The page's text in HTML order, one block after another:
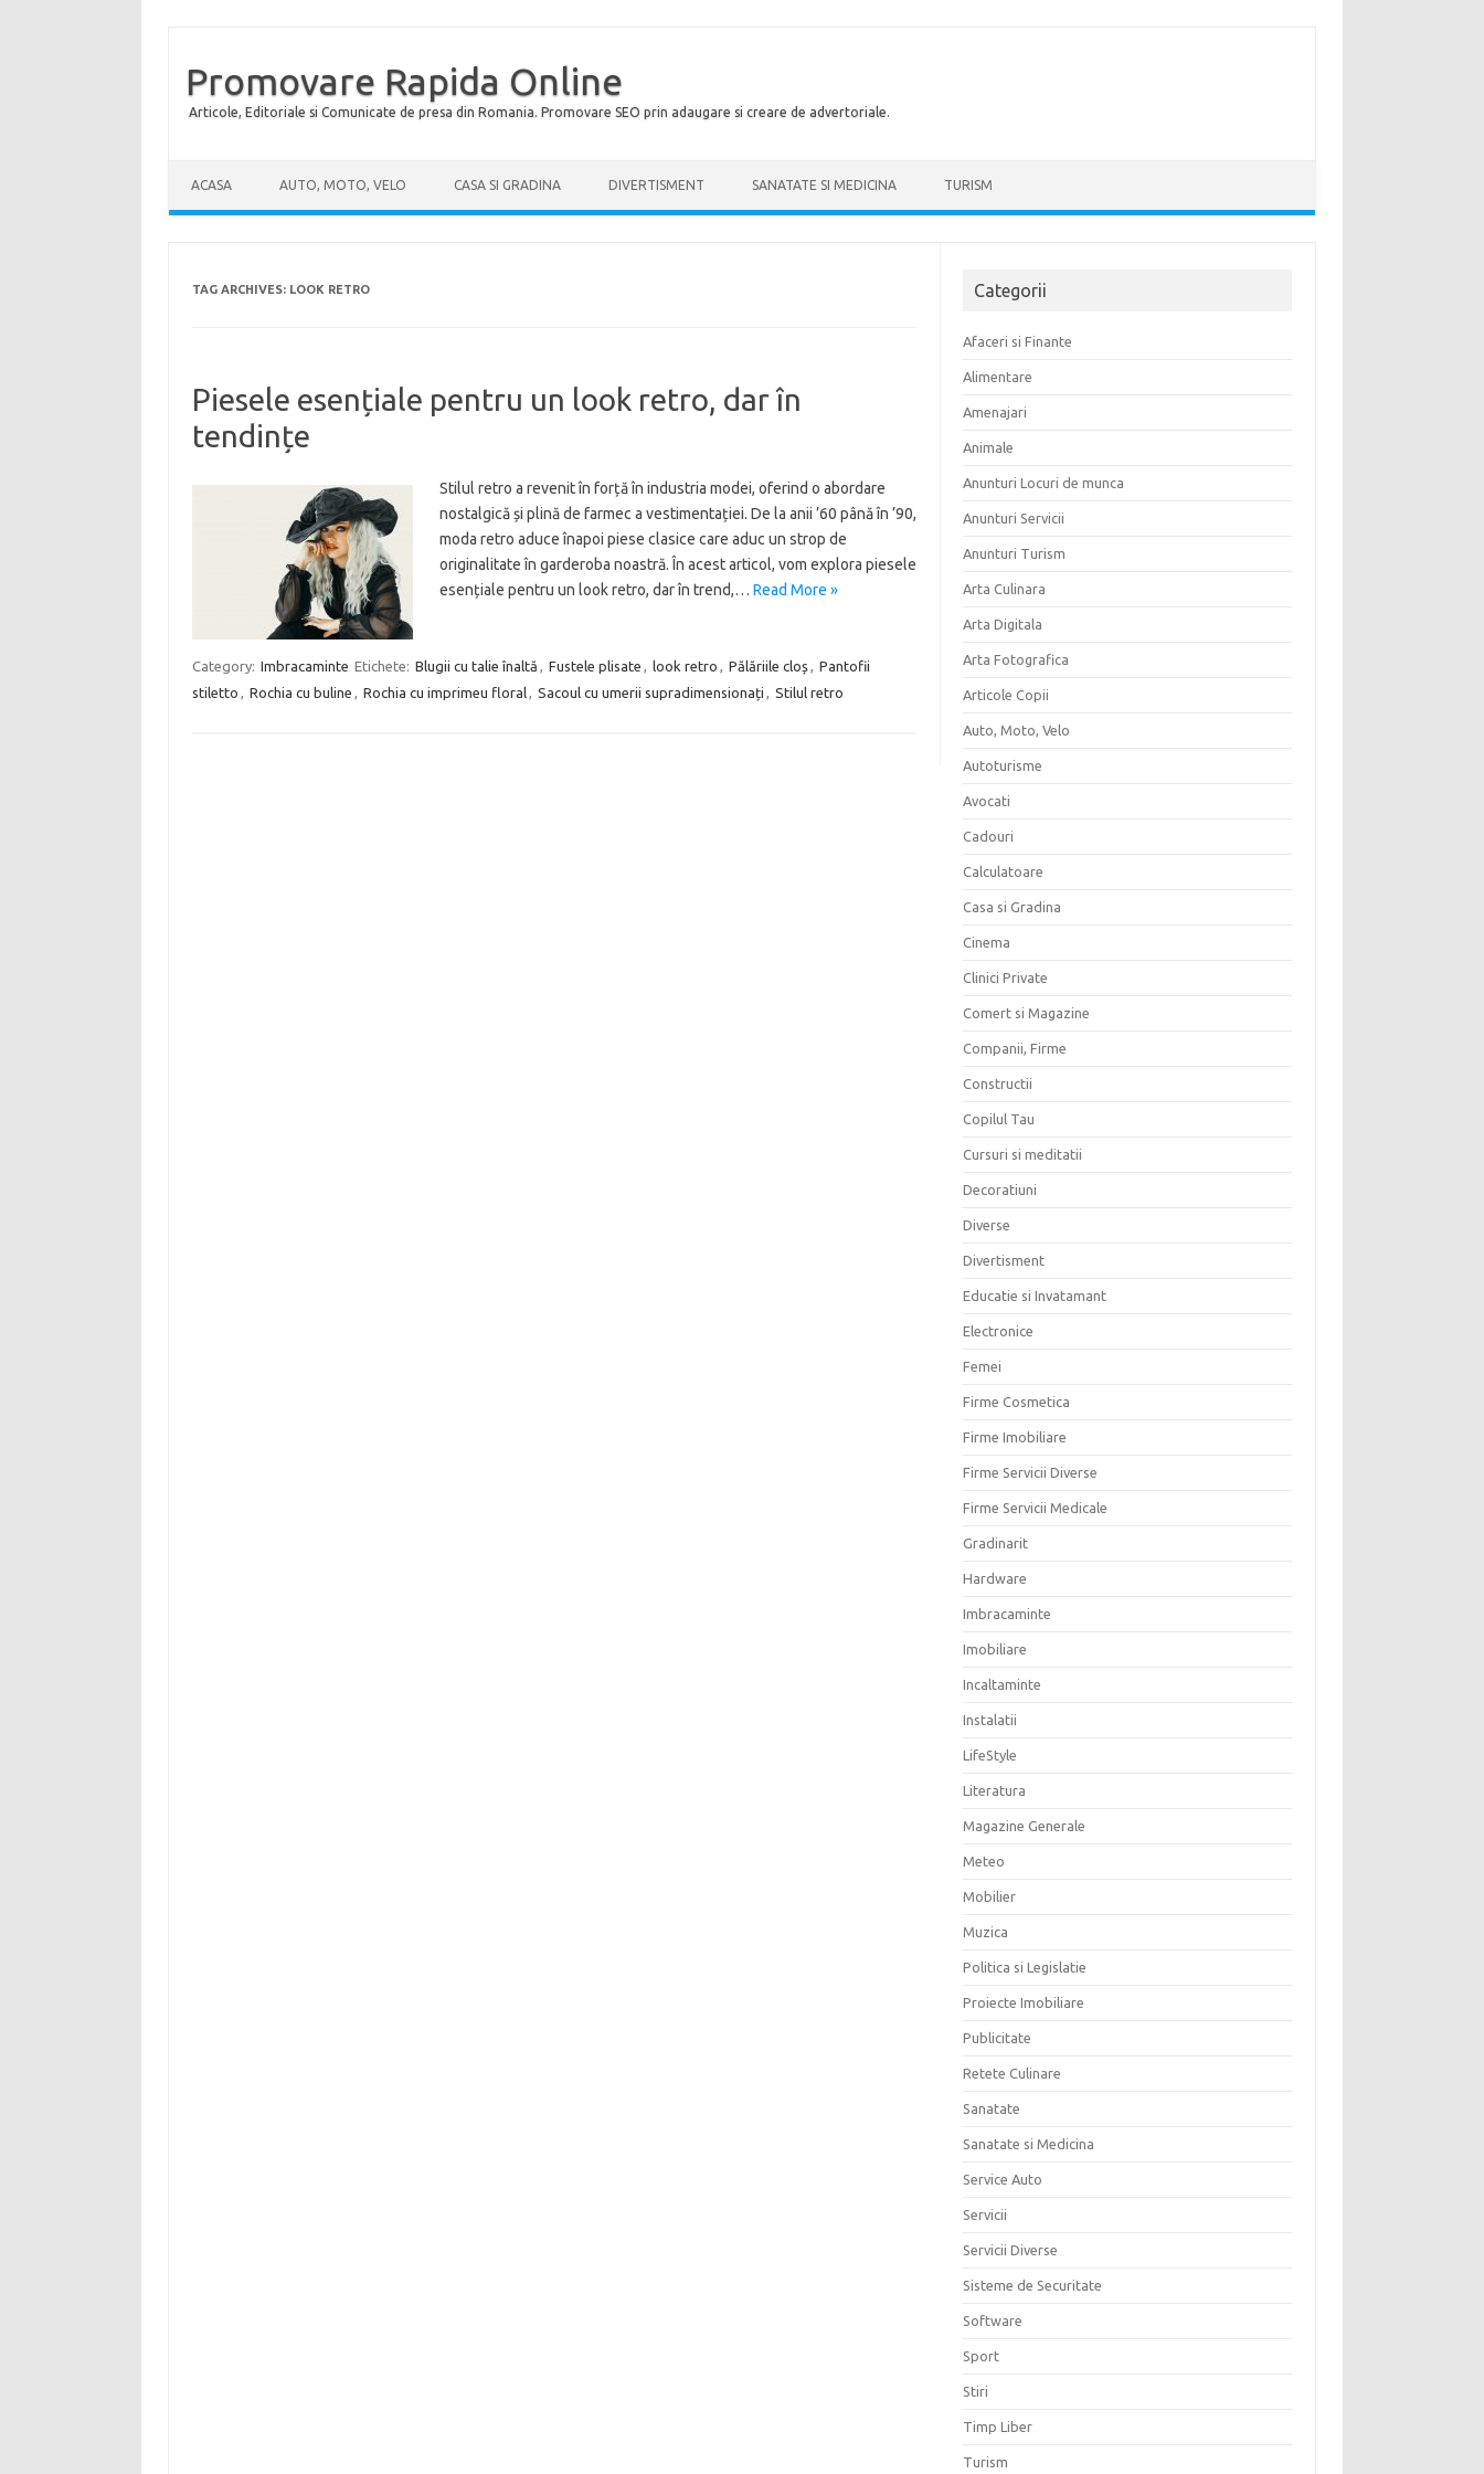
Promovare Rapida Online
Articole, Editoriale si Comunicate de presa din Romania. Promovare SEO prin adaugare si creare de advertoriale.
ACASA AUTO, MOTO, VELO CASA SI GRADINA DIVERTISMENT SANATATE SI MEDICINA TURISM
TAG ARCHIVES: LOOK RETRO
Piesele esențiale pentru un look retro, dar în
tendințe
Stilul retro a revenit în forță în industria modei, oferind o abordare
nostalgică și plină de farmec a vestimentației. De la anii ’60 până în ’90,
moda retro aduce înapoi piese clasice care aduc un strop de
originalitate în garderoba noastră. În acest articol, vom explora piesele
esențiale pentru un look retro, dar în trend,… Read More »
Category: Imbracaminte Etichete: Blugii cu talie înaltă , Fustele plisate , look retro , Pălăriile cloș, Pantofii
stiletto , Rochia cu buline , Rochia cu imprimeu floral, Sacoul cu umerii supradimensionați , Stilul retro
Categorii
Afaceri si Finante
Alimentare
Amenajari
Animale
Anunturi Locuri de munca
Anunturi Servicii
Anunturi Turism
Arta Culinara
Arta Digitala
Arta Fotografica
Articole Copii
Auto, Moto, Velo
Autoturisme
Avocati
Cadouri
Calculatoare
Casa si Gradina
Cinema
Clinici Private
Comert si Magazine
Companii, Firme
Constructii
Copilul Tau
Cursuri si meditatii
Decoratiuni
Diverse
Divertisment
Educatie si Invatamant
Electronice
Femei
Firme Cosmetica
Firme Imobiliare
Firme Servicii Diverse
Firme Servicii Medicale
Gradinarit
Hardware
Imbracaminte
Imobiliare
Incaltaminte
Instalatii
LifeStyle
Literatura
Magazine Generale
Meteo
Mobilier
Muzica
Politica si Legislatie
Proiecte Imobiliare
Publicitate
Retete Culinare
Sanatate
Sanatate si Medicina
Service Auto
Servicii
Servicii Diverse
Sisteme de Securitate
Software
Sport
Stiri
Timp Liber
Turism